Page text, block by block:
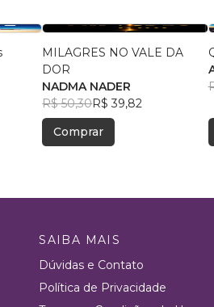
MILAGRES NO VALE DA
DOR
NADMA NADER
R$ 50,30R$ 39,82
Comprar
SAIBA MAIS
Dúvidas e Contato
Política de Privacidade